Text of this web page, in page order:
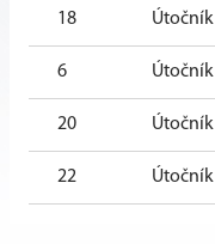
18 Útočník
6 Útočník
20 Útočník
22 Útočník